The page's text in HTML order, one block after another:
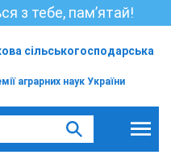
з тебе, пам’ятай!
сільськогосподарська
аграрних наук України